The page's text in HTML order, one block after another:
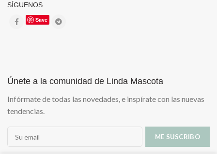
SÍGUENOS
Save
Únete a la comunidad de Linda Mascota
Infórmate de todas las novedades, e inspírate con las nuevas
tendencias.